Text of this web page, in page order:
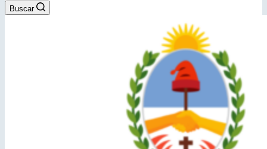
Buscar